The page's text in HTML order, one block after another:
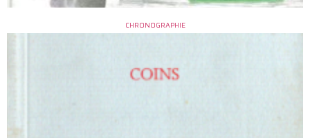
CHRONOGRAPHIE